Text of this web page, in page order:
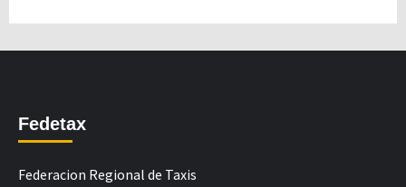
Fedetax
Federacion Regional de Taxis